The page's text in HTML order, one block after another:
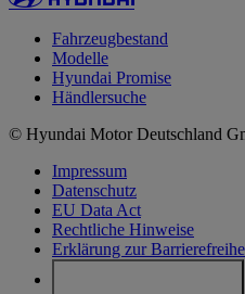
Fahrzeugbestand
Modelle
Hyundai Promise
Händlersuche
© Hyundai Motor Deutschland
Impressum
Datenschutz
EU Data Act
Rechtliche Hinweise
Erklärung zur